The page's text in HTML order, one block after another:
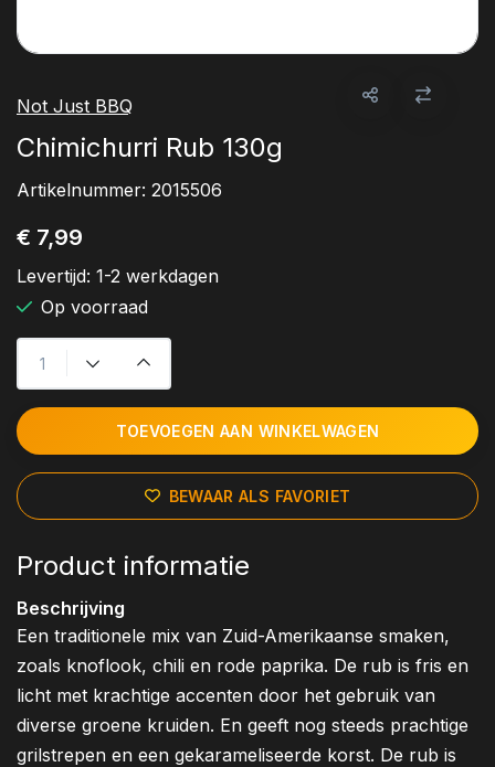
Not Just BBQ
Chimichurri Rub 130g
Artikelnummer: 2015506
€ 7,99
Levertijd: 1-2 werkdagen
Op voorraad
TOEVOEGEN AAN WINKELWAGEN
BEWAAR ALS FAVORIET
Product informatie
Beschrijving
Een traditionele mix van Zuid-Amerikaanse smaken,
zoals knoflook, chili en rode paprika. De rub is fris en
licht met krachtige accenten door het gebruik van
diverse groene kruiden. En geeft nog steeds prachtige
grilstrepen en een gekarameliseerde korst. De rub is